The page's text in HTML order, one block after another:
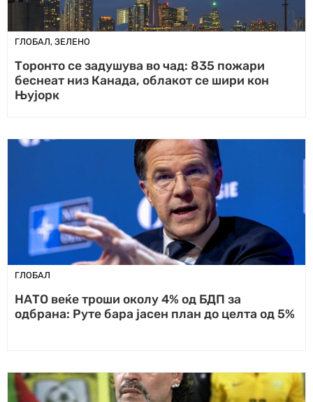
ГЛОБАЛ, ЗЕЛЕНО
Торонто се задушува во чад: 835 пожари
беснеат низ Канада, облакот се шири кон
Њујорк
ГЛОБАЛ
НАТО веќе троши околу 4% од БДП за
одбрана: Руте бара јасен план до целта од 5%